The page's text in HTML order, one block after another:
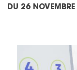
DU 26 NOVEMBRE